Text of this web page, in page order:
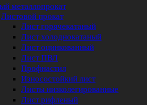
металлопрокат
Листовой прокат
Лист горячекатаный
Лист холоднокатаный
Лист оцинкованный
Лист ПВЛ
Профнастил
Износостойкий лист
Листы низколегированные
Лист рифленый